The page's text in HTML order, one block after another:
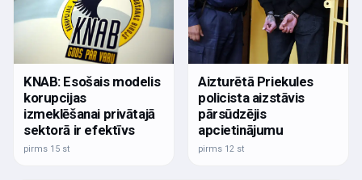
KNAB: Esošais modelis
korupcijas
izmeklēšanai privātajā
sektorā ir efektīvs
pirms 15 st
Aizturētā Priekules
policista aizstāvis
pārsūdzējis
apcietinājumu
pirms 12 st